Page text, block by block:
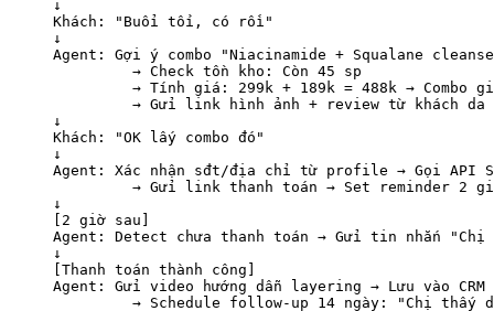
↓
Khách: "Buổi tối, có rồi"
↓
Agent: Gợi ý combo "Niacinamide + Squalane
         → Check tồn kho: Còn 45 sp
→ Tính giá: 299k + 189k = 488k → Combo
→ Gửi link hình ảnh + review từ khách da
↓
Khách: "OK lấy combo đó"
↓
Agent: Xác nhận sđt/địa chỉ từ profile → Gọi API
→ Gửi link thanh toán → Set reminder 2
↓
[2 giờ sau]
Agent: Detect chưa thanh toán → Gửi tin nhắn "Chị
↓
[Thanh toán thành công]
Agent: Gửi video hướng dẫn layering → Lưu vào
→ Schedule follow-up 14 ngày: "Chị thấy